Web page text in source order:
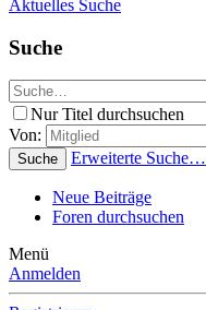
Aktuelles Suche
Suche
Nur Titel durchsuchen
Von:
Suche Erweiterte Suche…
Neue Beiträge
Foren durchsuchen
Menü
Anmelden